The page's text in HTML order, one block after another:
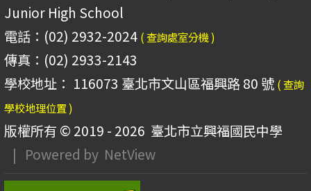
Junior High School
電話：(02) 2932-2024 ( 查詢處室分機 )
傳真：(02) 2933-2143
學校地址： 116073 臺北市文山區福興路 80 號 ( 查詢
學校地理位置 )
版權所有 © 2019 - 2026 臺北市立興福國民中學
| Powered by NetView